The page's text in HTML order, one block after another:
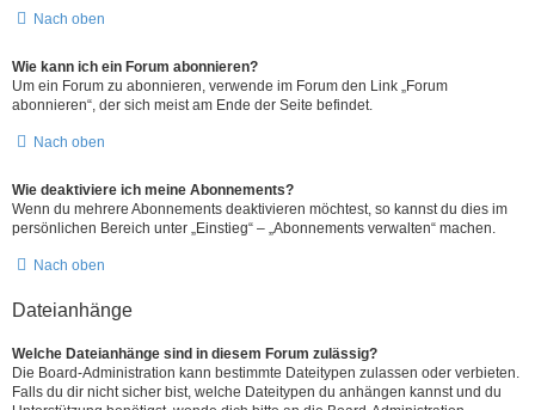
Nach oben
Wie kann ich ein Forum abonnieren?
Um ein Forum zu abonnieren, verwende im Forum den Link „Forum
abonnieren“, der sich meist am Ende der Seite befindet.
Nach oben
Wie deaktiviere ich meine Abonnements?
Wenn du mehrere Abonnements deaktivieren möchtest, so kannst du dies im
persönlichen Bereich unter „Einstieg“ – „Abonnements verwalten“ machen.
Nach oben
Dateianhänge
Welche Dateianhänge sind in diesem Forum zulässig?
Die Board-Administration kann bestimmte Dateitypen zulassen oder verbieten.
Falls du dir nicht sicher bist, welche Dateitypen du anhängen kannst und du